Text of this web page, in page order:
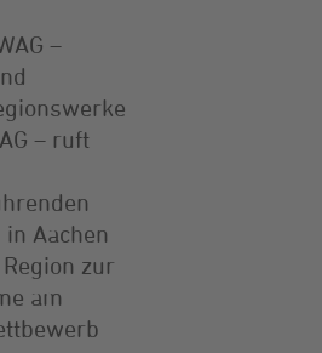
–
– ruft
Aachen
zur
am